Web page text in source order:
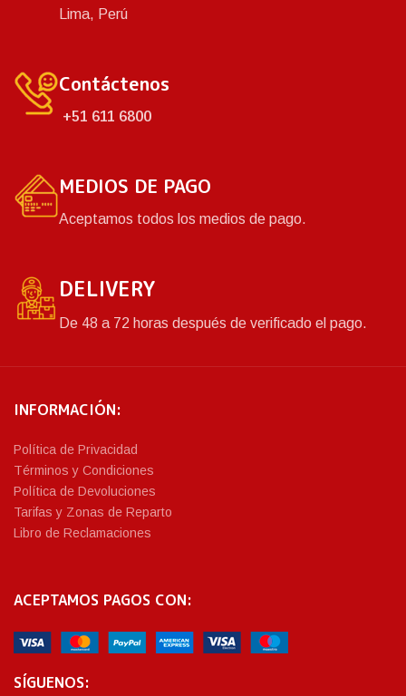
Lima, Perú
Contáctenos
+51 611 6800
MEDIOS DE PAGO
Aceptamos todos los medios de pago.
DELIVERY
De 48 a 72 horas después de verificado el pago.
INFORMACIÓN:
Política de Privacidad
Términos y Condiciones
Política de Devoluciones
Tarifas y Zonas de Reparto
Libro de Reclamaciones
ACEPTAMOS PAGOS CON:
SÍGUENOS: